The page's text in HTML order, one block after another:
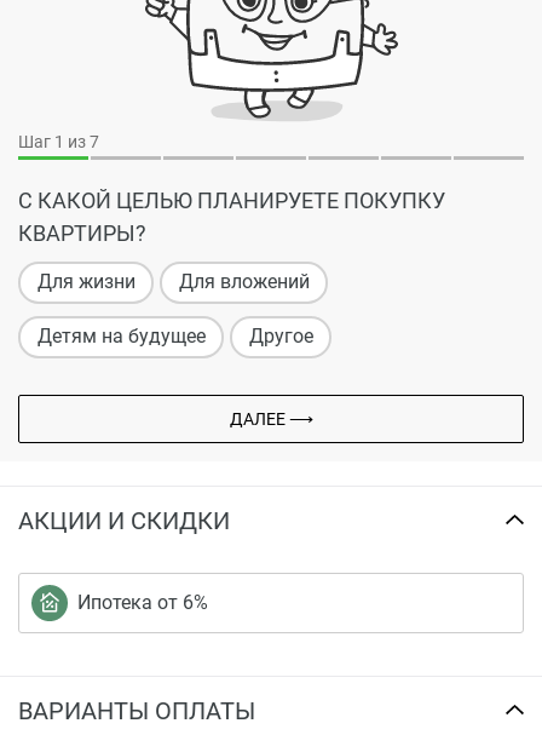
Шаг 1 из 7
С КАКОЙ ЦЕЛЬЮ ПЛАНИРУЕТЕ ПОКУПКУ
КВАРТИРЫ?
Для жизни Для вложений
Детям на будущее Другое
ДАЛЕЕ ⟶
АКЦИИ И СКИДКИ
Ипотека от 6%
ВАРИАНТЫ ОПЛАТЫ